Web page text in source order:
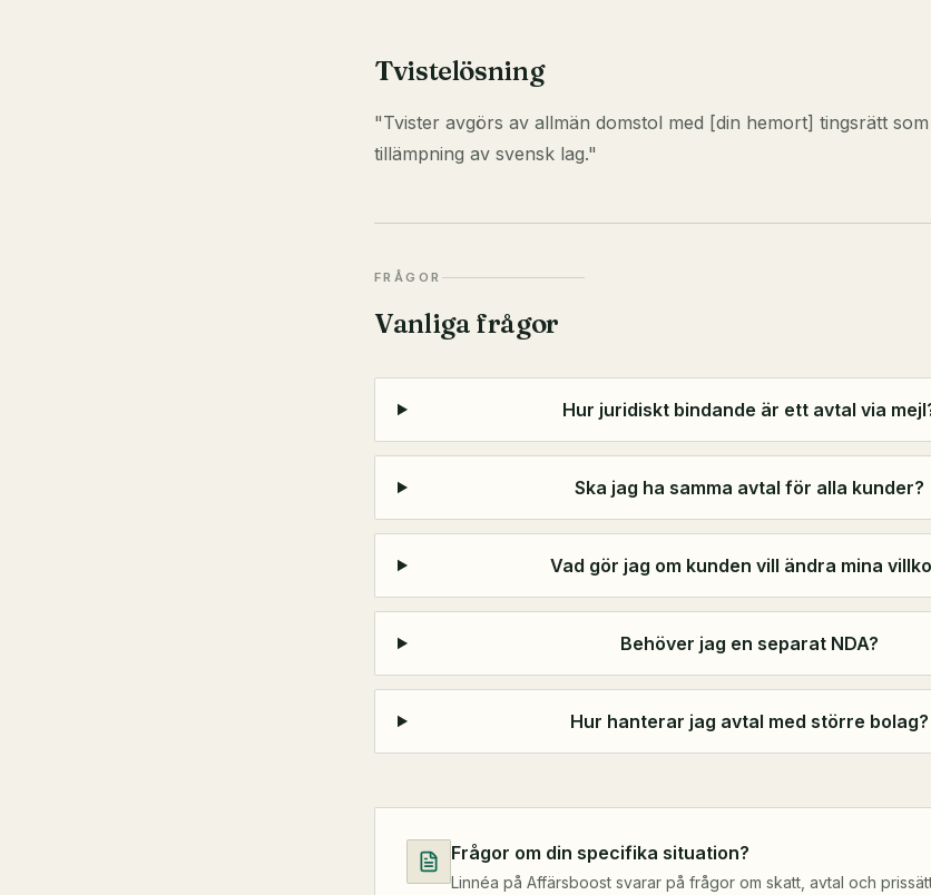
Tvistelösning
"Tvister avgörs av allmän domstol med [din hemort] tingsrätt
tillämpning av svensk lag."
FRÅGOR
Vanliga frågor
Hur juridiskt bindande är ett avtal via
Ska jag ha samma avtal för alla kunder?
Vad gör jag om kunden vill ändra mina
Behöver jag en separat NDA?
Hur hanterar jag avtal med större bolag?
Frågor om din specifika situation?
Linnéa på Affärsboost svarar på frågor om skatt, avtal och